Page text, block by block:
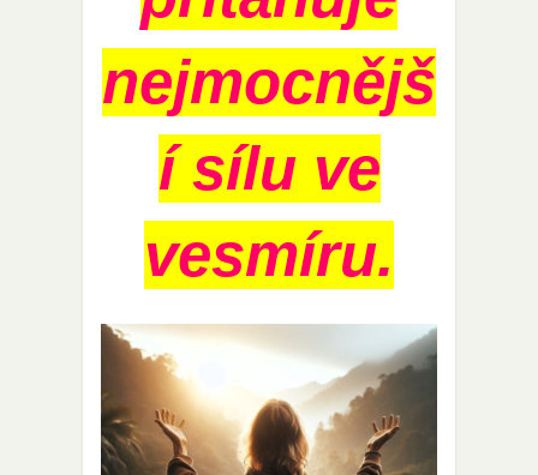
nejmocnějš
í sílu ve
vesmíru.